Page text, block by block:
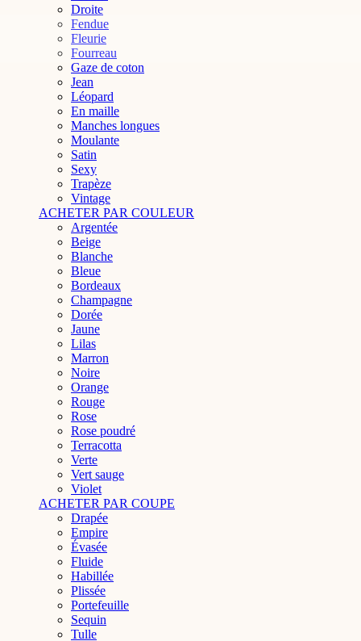
Droite
Fendue
Fleurie
Fourreau
Gaze de coton
Jean
Léopard
En maille
Manches longues
Moulante
Satin
Sexy
Trapèze
Vintage
ACHETER PAR COULEUR
Argentée
Beige
Blanche
Bleue
Bordeaux
Champagne
Dorée
Jaune
Lilas
Marron
Noire
Orange
Rouge
Rose
Rose poudré
Terracotta
Verte
Vert sauge
Violet
ACHETER PAR COUPE
Drapée
Empire
Évasée
Fluide
Habillée
Plissée
Portefeuille
Sequin
Tulle